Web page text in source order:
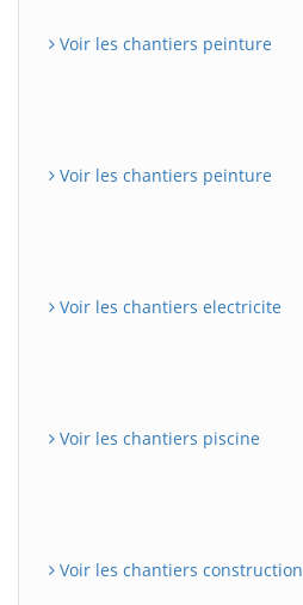
Voir les chantiers peinture
Voir les chantiers peinture
Voir les chantiers electricite
Voir les chantiers piscine
Voir les chantiers construction